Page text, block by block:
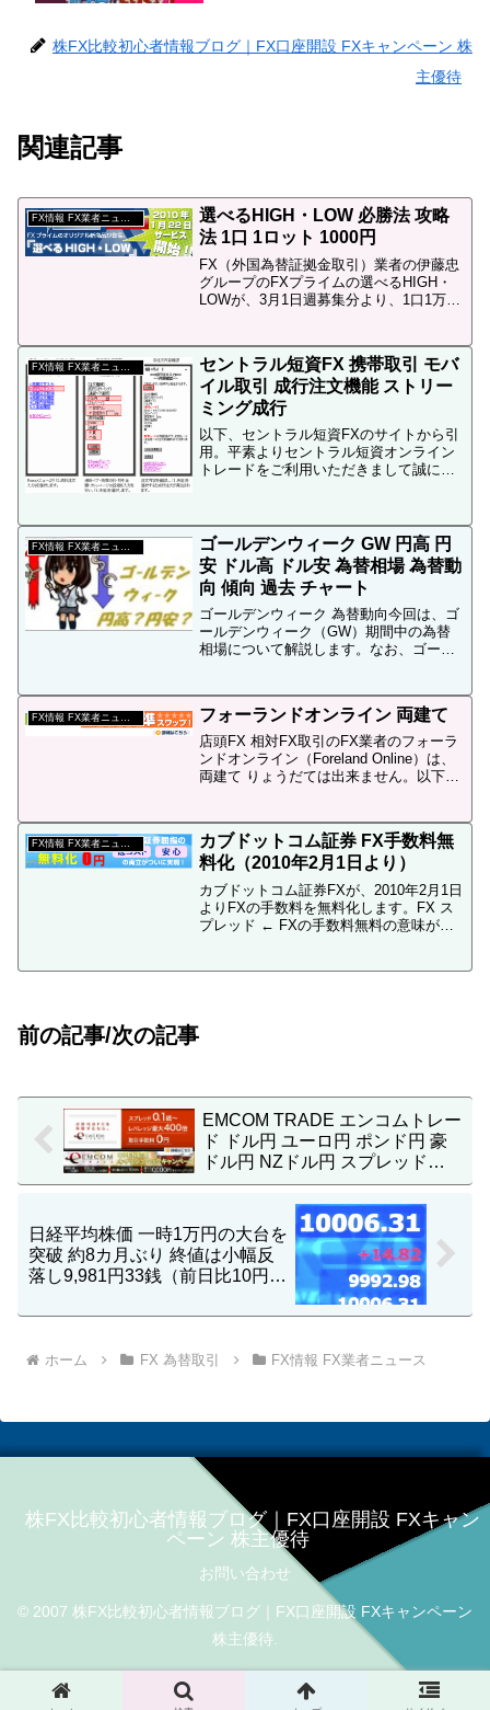
定能力 比較 まとめFX...
株FX比較初心者情報ブログ｜FX口座開設 FXキャンペーン 株
主優待
関連記事
FX情報 FX業者ニュース
選べるHIGH・LOW 必勝法 攻略
法 1口 1ロット 1000円
FX（外国為替証拠金取引）業者の伊藤忠
グループのFXプライムの選べるHIGH・
LOWが、3月1日週募集分より、1口1万円
下がるかを「円高コース」又は「円安コ
ース...
FX情報 FX業者ニュース
セントラル短資FX 携帯取引 モバ
イル取引 成行注文機能 ストリー
ミング成行
以下、セントラル短資FXのサイトから引
用。平素よりセントラル短資オンライン
トレードをご利用いただきまして誠にあ
帯サイトの取引メニューに「成行注文」
機能を導...
FX情報 FX業者ニュース
ゴールデンウィーク GW 円高 円
安 ドル高 ドル安 為替相場 為替動
向 傾向 過去 チャート
ゴールデンウィーク 為替動向今回は、ゴ
ールデンウィーク（GW）期間中の為替
相場について解説します。なお、ゴール
ィーク期間中も取引出来ます。ゴールデ
ンウィークは円高...
フォーランドオンライン 両建て
店頭FX 相対FX取引のFX業者のフォーラ
ンドオンライン（Foreland Online）は、
両建て りょうだては出来ません。以下、
質問（フォーランドオンライン一般） ...
FX情報 FX業者ニュース
カブドットコム証券 FX手数料無
料化（2010年2月1日より）
カブドットコム証券FXが、2010年2月1日
よりFXの手数料を無料化します。FX ス
プレッド ← FXの手数料無料の意味が分
す。外国為替保証金取引（FX）手数料の
前の記事/次の記事
EMCOM TRADE エンコムトレー
ド ドル円 ユーロ円 ポンド円 豪
ドル円 NZドル円 スプレッド常
時固定 スプレッド縮小（2009年
7月1日5:50まで）
日経平均株価 一時1万円の大台を
突破 約8カ月ぶり 終値は小幅反
落し9,981円33銭（前日比10円
ホーム FX 為替取引 FX情報 FX業者ニュース
株FX比較初心者情報ブログ｜FX口座開設 FXキャン
ペーン 株主優待
お問い合わせ
© 2007 株FX比較初心者情報ブログ｜FX口座開設 FXキャンペーン
株主優待.